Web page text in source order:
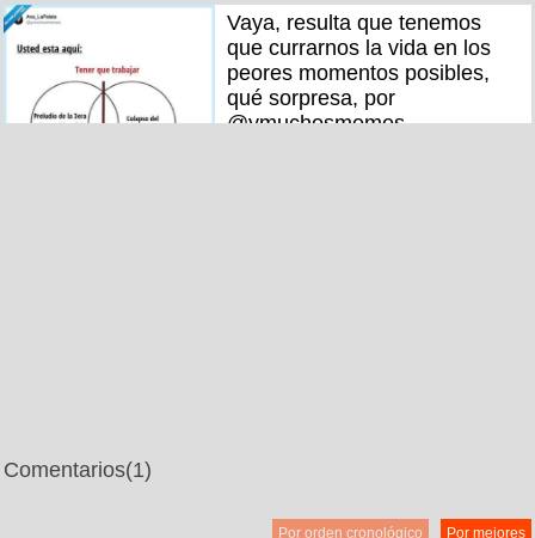
Vaya, resulta que tenemos
que currarnos la vida en los
peores momentos posibles,
qué sorpresa, por
@ymuchosmemes
Comentarios(1)
Por mejores
Por orden cronológico